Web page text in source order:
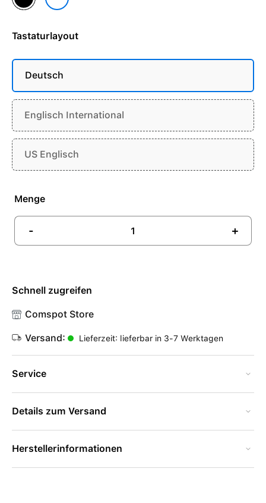
Tastaturlayout
Deutsch
Englisch International
US Englisch
Menge
- +
Schnell zugreifen
Comspot Store
Versand: Lieferzeit: lieferbar in 3-7 Werktagen
Service
Details zum Versand
Herstellerinformationen